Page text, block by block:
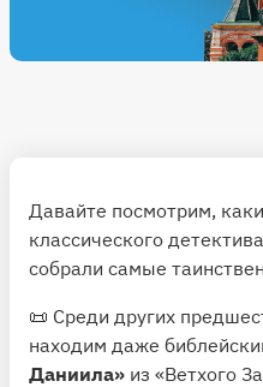
Давайте посмотрим,
классического
собрали самые
📜 Среди других
находим даже
Даниила» из «Ветхого